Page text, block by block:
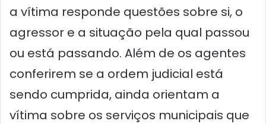
a vítima responde questões sobre si, o
agressor e a situação pela qual passou
ou está passando. Além de os agentes
conferirem se a ordem judicial está
sendo cumprida, ainda orientam a
vítima sobre os serviços municipais que